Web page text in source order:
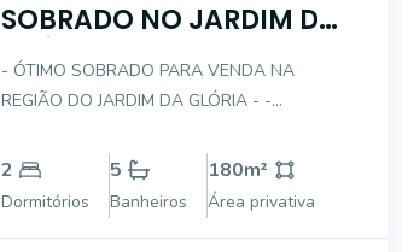
SOBRADO NO JARDIM DA
GLÓRIA PARA VENDA
- ÓTIMO SOBRADO PARA VENDA NA
REGIÃO DO JARDIM DA GLÓRIA - -
DORMITÓRIOS . 01 SUÍTE . 01 QUARTO DE
PASSAGEM . 01 BANHEIRO SOCIAL . SALA
DE ESTAR . SALA DE JANTAR . LAVABO .
2
Dormitórios
5
Banheiros
180m²
Área privativa